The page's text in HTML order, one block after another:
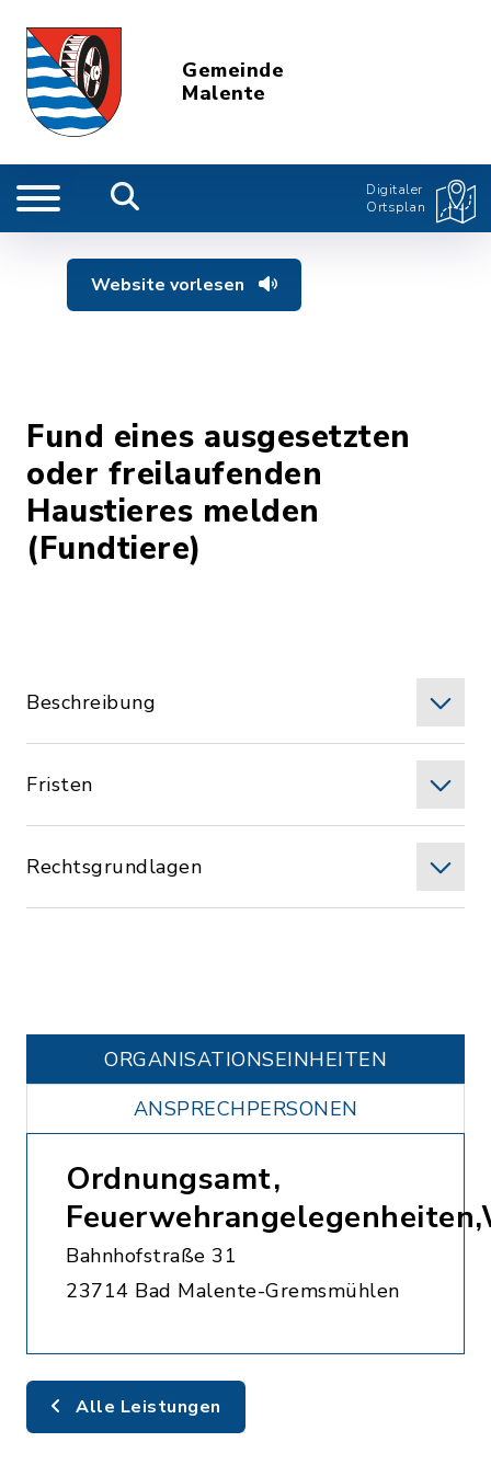
Gemeinde
Malente
Digitaler
Ortsplan
Website vorlesen
Fund eines ausgesetzten
oder freilaufenden
Haustieres melden
(Fundtiere)
Beschreibung
Fristen
Rechtsgrundlagen
ORGANISATIONS­EINHEITEN
ANSPRECHPERSONEN
Ordnungsamt,
Bahnhofstraße 31
23714 Bad Malente-Gremsmühlen
Alle Leistungen